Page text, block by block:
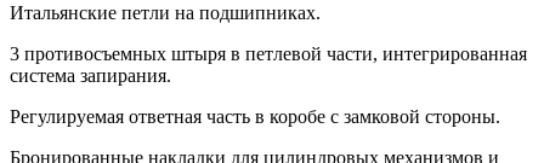
Итальянские петли на подшипниках.
3 противосъемных штыря в петлевой части, интегрированная
система запирания.
Регулируемая ответная часть в коробе с замковой стороны.
Бронированные накладки для цилиндровых механизмов и